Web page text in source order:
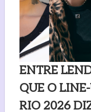
ENTRE
QUE O
RIO 2026